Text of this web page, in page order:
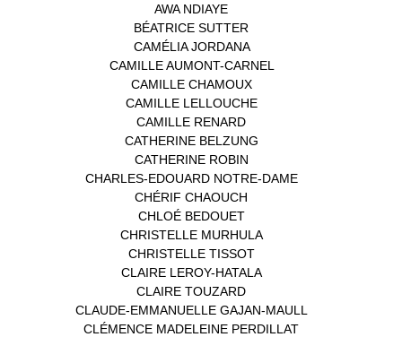
AWA NDIAYE
BÉATRICE SUTTER
CAMÉLIA JORDANA(1)
CAMILLE AUMONT-CARNEL
CAMILLE CHAMOUX(1)
CAMILLE LELLOUCHE(1)
CAMILLE RENARD
CATHERINE BELZUNG
CATHERINE ROBIN
CHARLES-EDOUARD NOTRE-DAME(1)
CHÉRIF CHAOUCH
CHLOÉ BEDOUET(1)
CHRISTELLE MURHULA(1)
CHRISTELLE TISSOT(2)
CLAIRE LEROY-HATALA(1)
CLAIRE TOUZARD
CLAUDE-EMMANUELLE GAJAN-MAULL
CLÉMENCE MADELEINE PERDILLAT